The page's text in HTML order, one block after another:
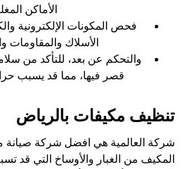
الأماكن
فحص المكونات الإلكترونية
الأسلاك والمقاومات
والتحكم عن بعد، للتأكد من
قصر فيها، مما قد يسبب
تنظيف مكيفات بالرياض
شركة العالمية هي افضل شركة صيانة
المكيف من الغبار والأوساخ التي قد